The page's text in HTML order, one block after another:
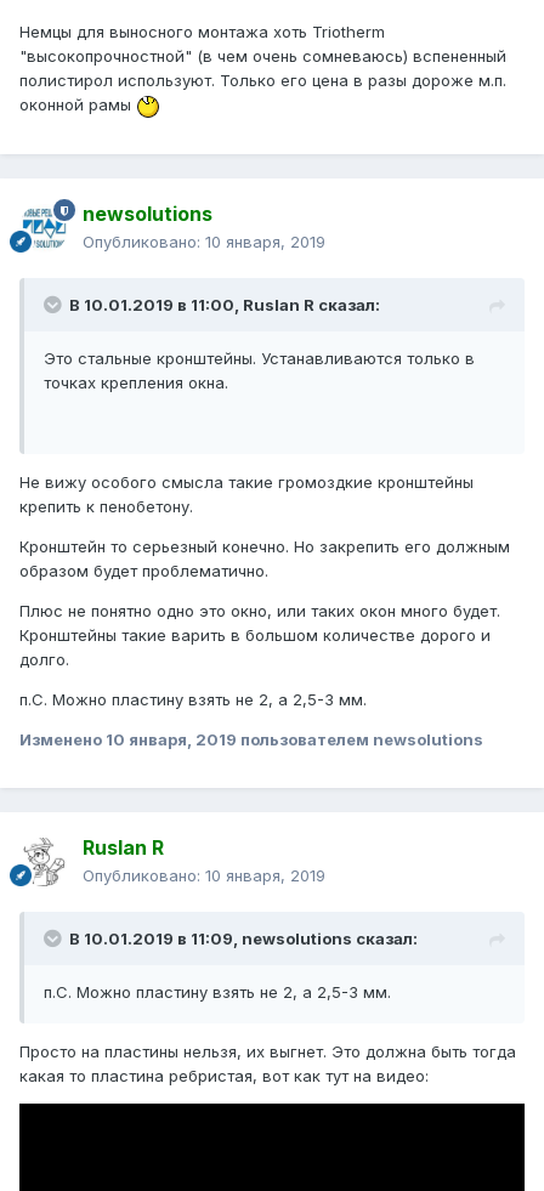
Немцы для выносного монтажа хоть Triotherm
"высокопрочностной" (в чем очень сомневаюсь) вспененный
полистирол используют. Только его цена в разы дороже м.п.
оконной рамы
newsolutions
Опубликовано: 10 января, 2019
В 10.01.2019 в 11:00, Ruslan R сказал:
Это стальные кронштейны. Устанавливаются только в
точках крепления окна.
Не вижу особого смысла такие громоздкие кронштейны
крепить к пенобетону.
Кронштейн то серьезный конечно. Но закрепить его должным
образом будет проблематично.
Плюс не понятно одно это окно, или таких окон много будет.
Кронштейны такие варить в большом количестве дорого и
долго.
п.С. Можно пластину взять не 2, а 2,5-3 мм.
Изменено 10 января, 2019 пользователем newsolutions
Ruslan R
Опубликовано: 10 января, 2019
В 10.01.2019 в 11:09, newsolutions сказал:
п.С. Можно пластину взять не 2, а 2,5-3 мм.
Просто на пластины нельзя, их выгнет. Это должна быть тогда
какая то пластина ребристая, вот как тут на видео: